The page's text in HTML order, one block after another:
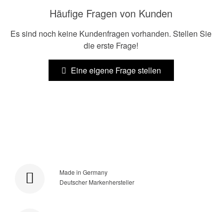
Häufige Fragen von Kunden
Es sind noch keine Kundenfragen vorhanden. Stellen Sie
die erste Frage!
Eine eigene Frage stellen
Made in Germany
Deutscher Markenhersteller